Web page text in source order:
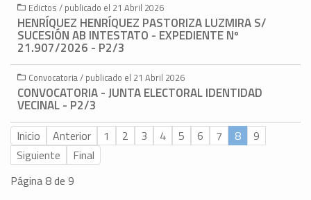
Edictos / publicado el 21 Abril 2026
HENRÍQUEZ HENRÍQUEZ PASTORIZA LUZMIRA S/
SUCESIÓN AB INTESTATO - EXPEDIENTE Nº
21.907/2026 - P2/3
Convocatoria / publicado el 21 Abril 2026
CONVOCATORIA - JUNTA ELECTORAL IDENTIDAD
VECINAL - P2/3
Inicio Anterior 1 2 3 4 5 6 7 8
9
Siguiente
Final
Página 8 de 9